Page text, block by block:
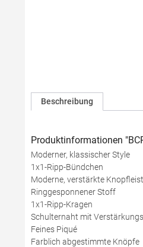
Beschreibung
Produktinformationen
Moderner, klassischer Style
1x1-Ripp-Bündchen
Moderne, verstärkte
Ringgesponnener Stoff
1x1-Ripp-Kragen
Schulternaht mit
Feines Piqué
Farblich abgestimmte Knöpfe